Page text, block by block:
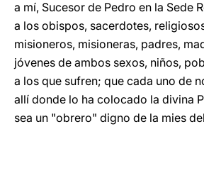
a mí, Sucesor de Pedro en la Sede
a los obispos, sacerdotes,
misioneros, misioneras, padres,
jóvenes de ambos sexos, niños,
a los que sufren; que cada uno de
allí donde lo ha colocado la divina
sea un "obrero" digno de la mies